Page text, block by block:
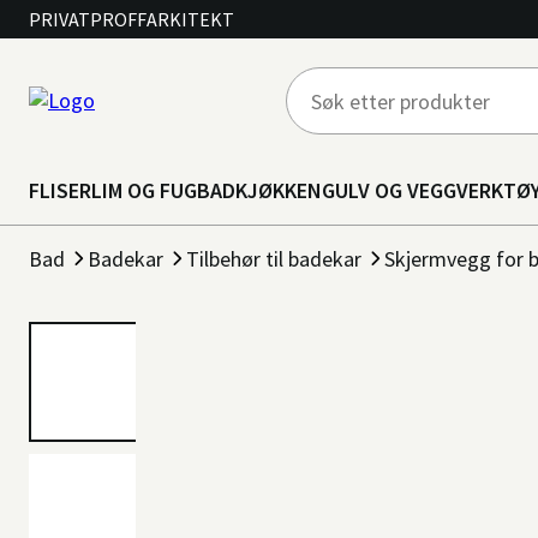
PRIVATPROFFARKITEKT
FLISERLIM OG FUGBADKJØKKENGULV OG VEGG
Bad Badekar Tilbehør til badekar Skjermvegg for